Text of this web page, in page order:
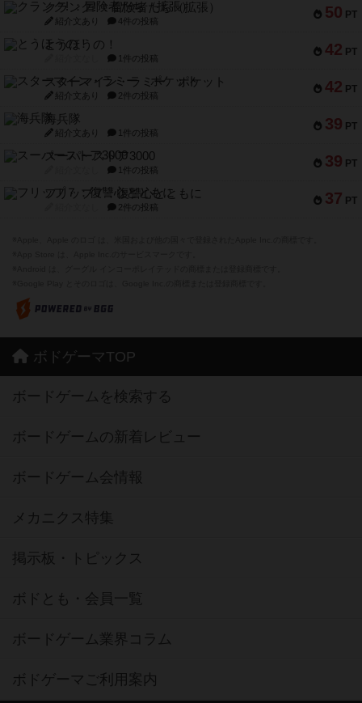
50 PT
クランク! ：冒険者たち（拡張）
紹介文あり 4件の投稿
42 PT
とうほうの！
1件の投稿
42 PT
スターマイン・ラミー ポケット
紹介文あり 2件の投稿
39 PT
海兵隊
紹介文あり 1件の投稿
39 PT
スーパーストア3000
1件の投稿
37 PT
フリップ７：復讐心とともに
2件の投稿
ボドゲーマTOP
ボードゲームを検索する
ボードゲームの新着レビュー
ボードゲーム会情報
メカニクス特集
掲示板・トピックス
ボドとも・会員一覧
ボードゲーム業界コラム
ボドゲーマご利用案内